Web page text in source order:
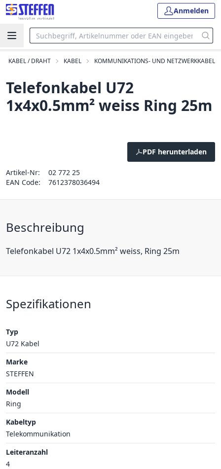
Anmelden
KABEL / DRAHT KABEL KOMMUNIKATIONS- UND NETZWERKKABEL
Telefonkabel U72
1x4x0.5mm² weiss Ring 25m
PDF herunterladen
Artikel-Nr:
02 772 25
EAN Code:
7612378036494
Beschreibung
Telefonkabel U72 1x4x0.5mm² weiss, Ring 25m
Spezifikationen
Typ
U72 Kabel
Marke
STEFFEN
Modell
Ring
Kabeltyp
Telekommunikation
Leiteranzahl
4